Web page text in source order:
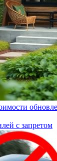
с запретом